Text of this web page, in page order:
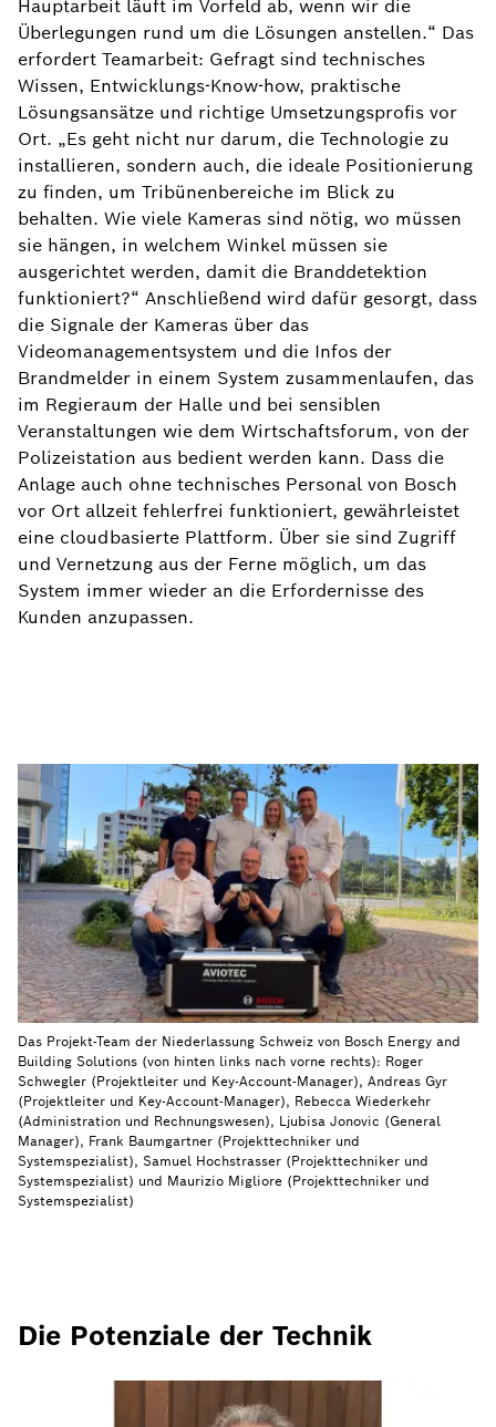
Hauptarbeit läuft im Vorfeld ab, wenn wir die
Überlegungen rund um die Lösungen anstellen.“ Das
erfordert Teamarbeit: Gefragt sind technisches
Wissen, Entwicklungs-Know-how, praktische
Lösungsansätze und richtige Umsetzungsprofis vor
Ort. „Es geht nicht nur darum, die Technologie zu
installieren, sondern auch, die ideale Positionierung
zu finden, um Tribünenbereiche im Blick zu
behalten. Wie viele Kameras sind nötig, wo müssen
sie hängen, in welchem Winkel müssen sie
ausgerichtet werden, damit die Branddetektion
funktioniert?“ Anschließend wird dafür gesorgt, dass
die Signale der Kameras über das
Videomanagementsystem und die Infos der
Brandmelder in einem System zusammenlaufen, das
im Regieraum der Halle und bei sensiblen
Veranstaltungen wie dem Wirtschaftsforum, von der
Polizeistation aus bedient werden kann. Dass die
Anlage auch ohne technisches Personal von Bosch
vor Ort allzeit fehlerfrei funktioniert, gewährleistet
eine cloudbasierte Plattform. Über sie sind Zugriff
und Vernetzung aus der Ferne möglich, um das
System immer wieder an die Erfordernisse des
Kunden anzupassen.
Das Projekt-Team der Niederlassung Schweiz von Bosch Energy and
Building Solutions (von hinten links nach vorne rechts): Roger
Schwegler (Projektleiter und Key-Account-Manager), Andreas Gyr
(Projektleiter und Key-Account-Manager), Rebecca Wiederkehr
(Administration und Rechnungswesen), Ljubisa Jonovic (General
Manager), Frank Baumgartner (Projekttechniker und
Systemspezialist), Samuel Hochstrasser (Projekttechniker und
Systemspezialist) und Maurizio Migliore (Projekttechniker und
Systemspezialist)
Die Potenziale der Technik